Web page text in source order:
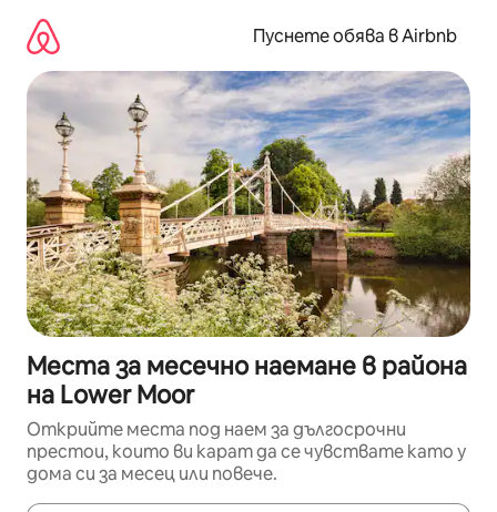
съдържанието
Пуснете обява в Airbnb
Места за месечно наемане в района
на Lower Moor
Открийте места под наем за дългосрочни
престои, които ви карат да се чувствате като у
дома си за месец или повече.